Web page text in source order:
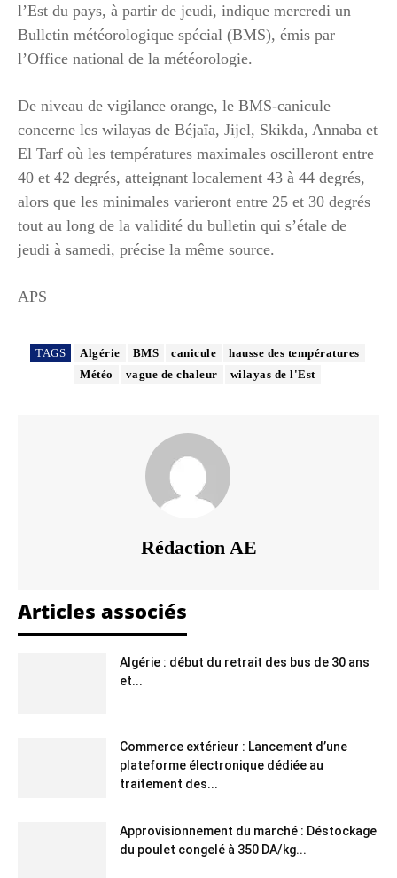
l’Est du pays, à partir de jeudi, indique mercredi un
Bulletin météorologique spécial (BMS), émis par
l’Office national de la météorologie.
De niveau de vigilance orange, le BMS-canicule
concerne les wilayas de Béjaïa, Jijel, Skikda, Annaba et
El Tarf où les températures maximales oscilleront entre
40 et 42 degrés, atteignant localement 43 à 44 degrés,
alors que les minimales varieront entre 25 et 30 degrés
tout au long de la validité du bulletin qui s’étale de
jeudi à samedi, précise la même source.
APS
TAGS Algérie BMS canicule
hausse des températures
Météo
vague de chaleur wilayas de l'Est
Rédaction AE
Articles associés
Algérie : début du retrait des bus de 30 ans
et...
Commerce extérieur : Lancement d’une
plateforme électronique dédiée au
traitement des...
Approvisionnement du marché : Déstockage
du poulet congelé à 350 DA/kg...